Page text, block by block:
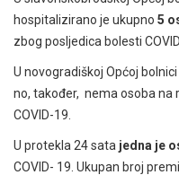
hospitalizirano je ukupno 5
zbog posljedica bolesti
U novogradiškoj Općoj
no, također, nema osoba na
COVID-19.
U protekla 24 sata jedna je
COVID- 19. Ukupan broj